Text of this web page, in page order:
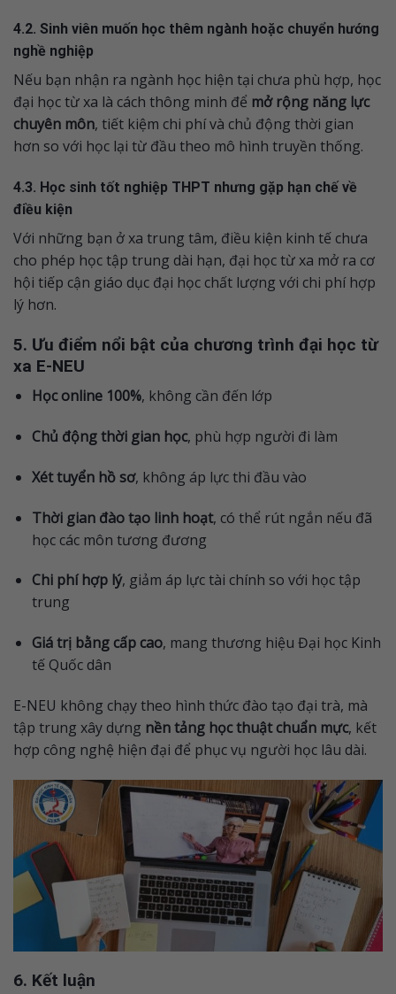
4.2. Sinh viên muốn học thêm ngành hoặc chuyển hướng
nghề nghiệp
Nếu bạn nhận ra ngành học hiện tại chưa phù hợp, học
đại học từ xa là cách thông minh để mở rộng năng lực
chuyên môn, tiết kiệm chi phí và chủ động thời gian
hơn so với học lại từ đầu theo mô hình truyền thống.
4.3. Học sinh tốt nghiệp THPT nhưng gặp hạn chế về
điều kiện
Với những bạn ở xa trung tâm, điều kiện kinh tế chưa
cho phép học tập trung dài hạn, đại học từ xa mở ra cơ
hội tiếp cận giáo dục đại học chất lượng với chi phí hợp
lý hơn.
5. Ưu điểm nổi bật của chương trình đại học từ
xa E-NEU
Học online 100%, không cần đến lớp
Chủ động thời gian học, phù hợp người đi làm
Xét tuyển hồ sơ, không áp lực thi đầu vào
Thời gian đào tạo linh hoạt, có thể rút ngắn nếu đã
học các môn tương đương
Chi phí hợp lý, giảm áp lực tài chính so với học tập
trung
Giá trị bằng cấp cao, mang thương hiệu Đại học Kinh
tế Quốc dân
E-NEU không chạy theo hình thức đào tạo đại trà, mà
tập trung xây dựng nền tảng học thuật chuẩn mực, kết
hợp công nghệ hiện đại để phục vụ người học lâu dài.
6. Kết luận